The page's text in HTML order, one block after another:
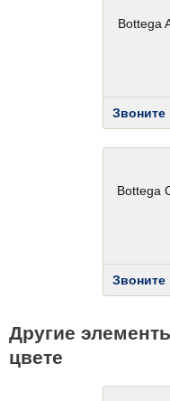
Bottega
Звоните
Bottega
Звоните
Другие
цвете